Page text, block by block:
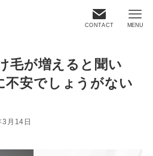
CONTACT MENU
毛が増えると聞い
不安でしょうがない
月14日